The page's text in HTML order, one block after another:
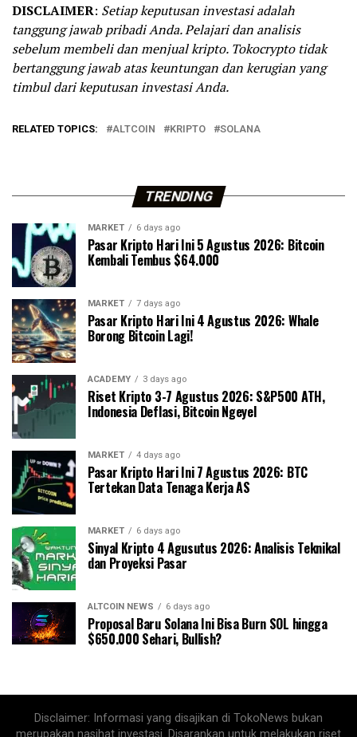
DISCLAIMER: Setiap keputusan investasi adalah
tanggung jawab pribadi Anda. Pelajari dan analisis
sebelum membeli dan menjual kripto. Tokocrypto tidak
bertanggung jawab atas keuntungan dan kerugian yang
timbul dari keputusan investasi Anda.
RELATED TOPICS: ALTCOIN KRIPTO SOLANA
TRENDING
MARKET 6 days ago
Pasar Kripto Hari Ini 5 Agustus 2026: Bitcoin
Kembali Tembus $64.000
MARKET 7 days ago
Pasar Kripto Hari Ini 4 Agustus 2026: Whale
Borong Bitcoin Lagi!
ACADEMY 3 days ago
Riset Kripto 3-7 Agustus 2026: S&P500 ATH,
Indonesia Deflasi, Bitcoin Ngeyel
MARKET 4 days ago
Pasar Kripto Hari Ini 7 Agustus 2026: BTC
Tertekan Data Tenaga Kerja AS
MARKET 6 days ago
Sinyal Kripto 4 Agusutus 2026: Analisis Teknikal
dan Proyeksi Pasar
ALTCOIN NEWS 6 days ago
Proposal Baru Solana Ini Bisa Burn SOL hingga
$650.000 Sehari, Bullish?
Disclaimer: Informasi yang disajikan di TokoNews bukan
merupakan nasihat investasi. Disarankan untuk melakukan riset